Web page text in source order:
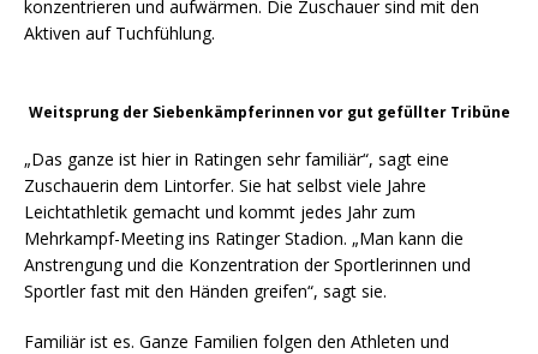
konzentrieren und aufwärmen. Die Zuschauer sind mit den
Aktiven auf Tuchfühlung.
Weitsprung der Siebenkämpferinnen vor gut gefüllter Tribüne
„Das ganze ist hier in Ratingen sehr familiär“, sagt eine
Zuschauerin dem Lintorfer. Sie hat selbst viele Jahre
Leichtathletik gemacht und kommt jedes Jahr zum
Mehrkampf-Meeting ins Ratinger Stadion. „Man kann die
Anstrengung und die Konzentration der Sportlerinnen und
Sportler fast mit den Händen greifen“, sagt sie.
Familiär ist es. Ganze Familien folgen den Athleten und